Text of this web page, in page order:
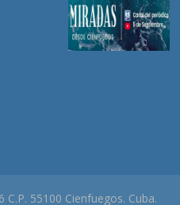
C.P. 55100 Cienfuegos. Cuba.